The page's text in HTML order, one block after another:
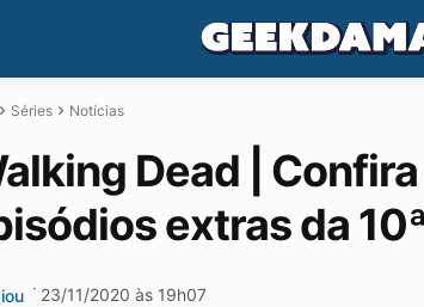
Séries Notícias
Dead |
extras da
· 23/11/2020 às 19h07